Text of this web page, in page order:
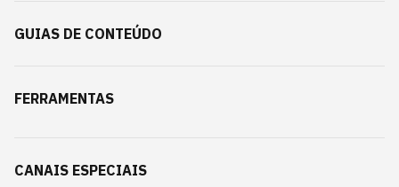
GUIAS DE CONTEÚDO
FERRAMENTAS
CANAIS ESPECIAIS